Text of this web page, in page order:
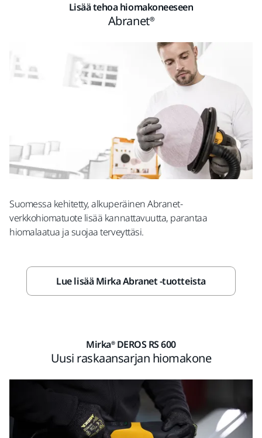
Lisää tehoa hiomakoneeseen
Abranet®
Suomessa kehitetty, alkuperäinen Abranet-
verkkohiomatuote lisää kannattavuutta, parantaa
hiomalaatua ja suojaa terveyttäsi.
Lue lisää Mirka Abranet -tuotteista
Mirka® DEROS RS 600
Uusi raskaansarjan hiomakone